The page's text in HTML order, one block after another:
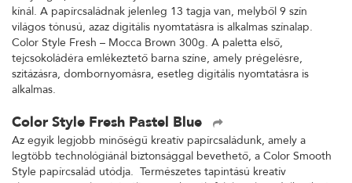
kínál. A papírcsaládnak jelenleg 13 tagja van, melyből 9 szín
világos tónusú, azaz digitális nyomtatásra is alkalmas színalap.
Color Style Fresh – Mocca Brown 300g. A paletta első,
tejcsokoládéra emlékeztető barna színe, amely prégelésre,
szitázásra, dombornyomásra, esetleg digitális nyomtatásra is
alkalmas.
Color Style Fresh Pastel Blue
Az egyik legjobb minőségű kreatív papírcsaládunk, amely a
legtöbb technológiánál biztonsággal bevethető, a Color Smooth
Style papírcsalád utódja. Természetes tapintású kreatív